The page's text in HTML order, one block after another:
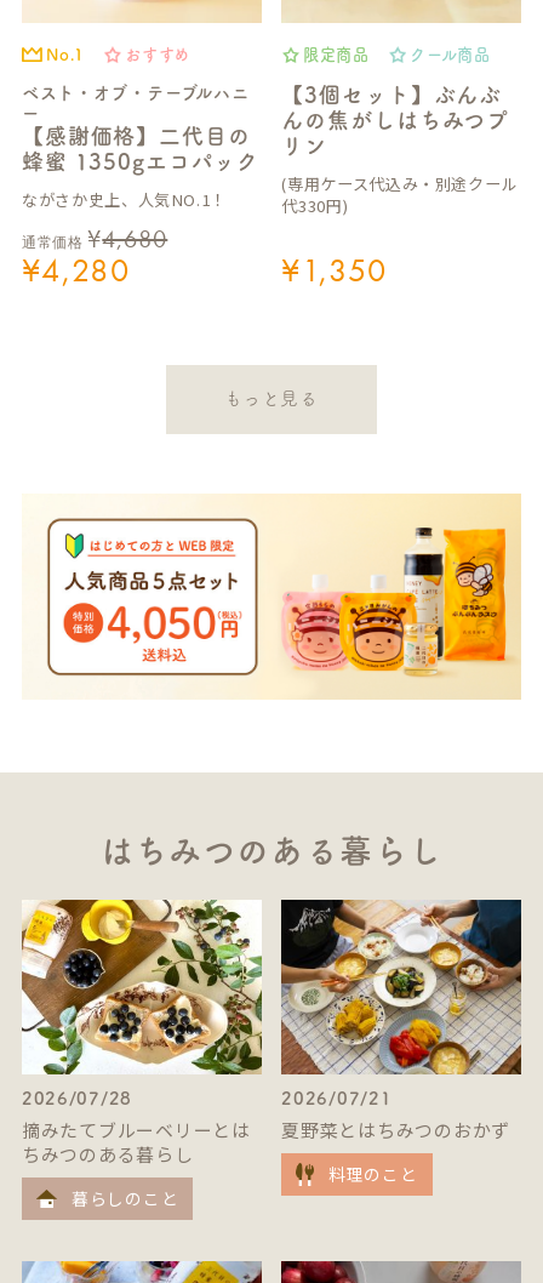
No.1 おすすめ
ベスト・オブ・テーブルハニ
ー
【感謝価格】二代目の
蜂蜜 1350gエコパック
ながさか史上、人気NO.1！
通常価格 ¥4,680
¥4,280
限定商品 クール商品
【3個セット】ぶんぶ
んの焦がしはちみつプ
リン
(専用ケース代込み・別途クール
代330円)
¥1,350
もっと見る
はちみつのある暮らし
2026/07/28
摘みたてブルーベリーとは
ちみつのある暮らし
暮らしのこと
2026/07/21
夏野菜とはちみつのおかず
料理のこと